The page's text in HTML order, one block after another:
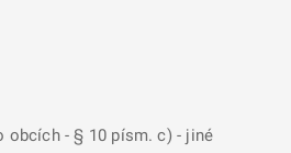
obcích - § 10 písm. c) - jiné